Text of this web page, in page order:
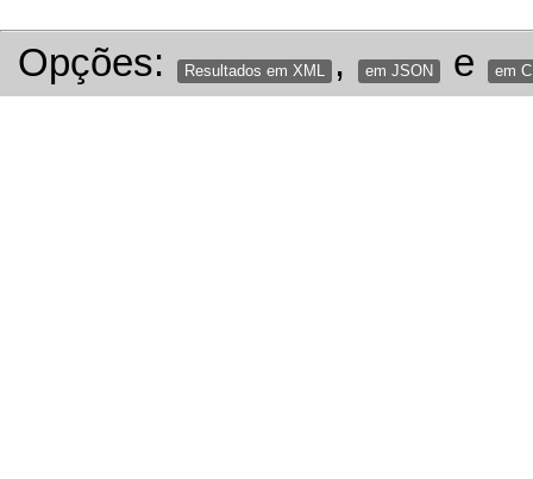
Opções: Resultados em XML , em JSON e em